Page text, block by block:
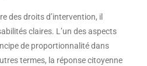
des droits d’intervention, il
claires. L’un des aspects
de proportionnalité dans
termes, la réponse citoyenne